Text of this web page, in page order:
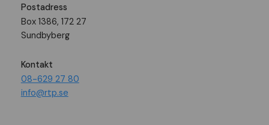
Postadress
Box 1386, 172 27
Sundbyberg
Kontakt
08-629 27 80
info@rtp.se